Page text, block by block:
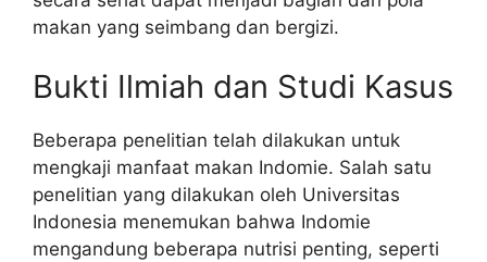
makan yang seimbang dan bergizi.
Bukti Ilmiah dan Studi Kasus
Beberapa penelitian telah dilakukan untuk
mengkaji manfaat makan Indomie. Salah satu
penelitian yang dilakukan oleh Universitas
Indonesia menemukan bahwa Indomie
mengandung beberapa nutrisi penting, seperti